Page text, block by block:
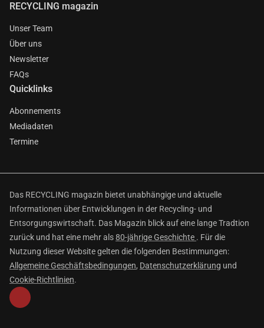
RECYCLING magazin
Unser Team
Über uns
Newsletter
FAQs
Quicklinks
Abonnements
Mediadaten
Termine
Das RECYCLING magazin bietet unabhängige und aktuelle
Informationen über Entwicklungen in der Recycling- und
Entsorgungswirtschaft. Das Magazin blick auf eine lange Tradtion
zurück und hat eine mehr als80-jährige Geschichte . Für die
Nutzung dieser Website gelten die folgenden Bestimmungen:
Allgemeine Geschäftsbedingungen, Datenschutzerklärung und
Cookie-Richtlinien.